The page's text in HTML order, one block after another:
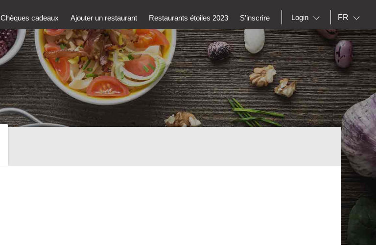
Chèques cadeaux Ajouter un restaurant Restaurants étoiles 2023 S'inscrire Login FR